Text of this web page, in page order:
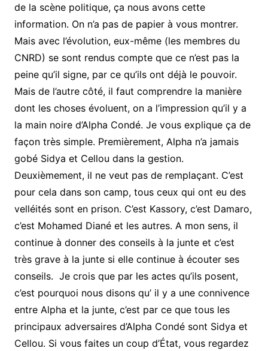
de la scène politique, ça nous avons cette
information. On n’a pas de papier à vous montrer.
Mais avec l’évolution, eux-même (les membres du
CNRD) se sont rendus compte que ce n’est pas la
peine qu’il signe, par ce qu’ils ont déjà le pouvoir.
Mais de l’autre côté, il faut comprendre la manière
dont les choses évoluent, on a l’impression qu’il y a
la main noire d’Alpha Condé. Je vous explique ça de
façon très simple. Premièrement, Alpha n’a jamais
gobé Sidya et Cellou dans la gestion.
Deuxièmement, il ne veut pas de remplaçant. C’est
pour cela dans son camp, tous ceux qui ont eu des
velléités sont en prison. C’est Kassory, c’est Damaro,
c’est Mohamed Diané et les autres. A mon sens, il
continue à donner des conseils à la junte et c’est
très grave à la junte si elle continue à écouter ses
conseils. Je crois que par les actes qu’ils posent,
c’est pourquoi nous disons qu’ il y a une connivence
entre Alpha et la junte, c’est par ce que tous les
principaux adversaires d’Alpha Condé sont Sidya et
Cellou. Si vous faites un coup d’État, vous regardez